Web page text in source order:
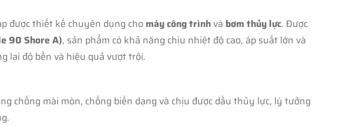
được thiết kế chuyên dụng chomáy công trìnhvà bơm thủy lực. Được
90 Shore A), sản phẩm có khả năng chịu nhiệt độ cao, áp suất lớn và
lại độ bền và hiệu quả vượt trội.
chống mài mòn, chống biến dạng và chịu được dầu thủy lực, lý tưởng